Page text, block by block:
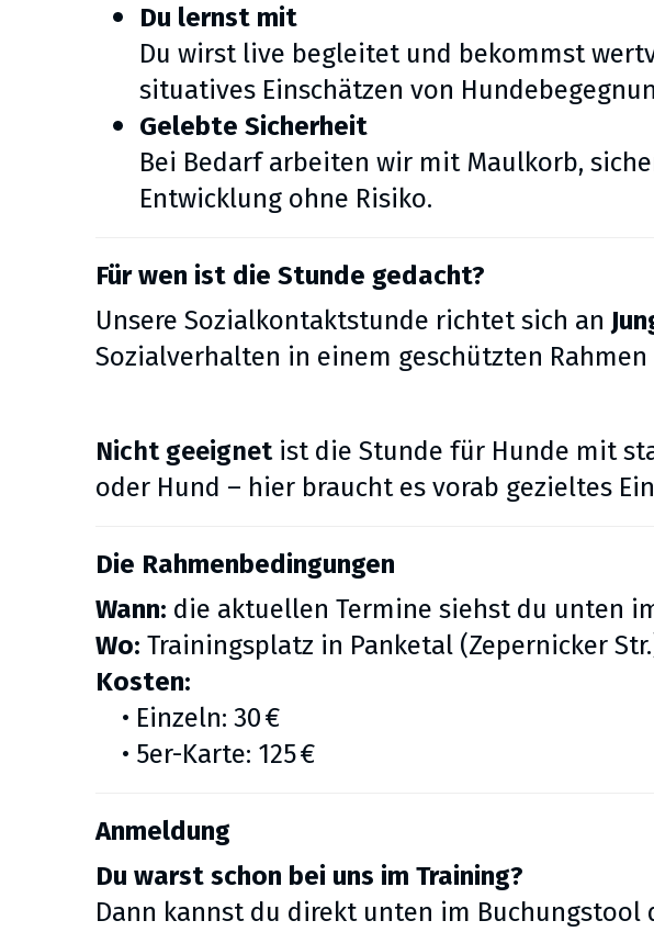
Du lernst mit
Du wirst live begleitet und bekommst
situatives Einschätzen von
Gelebte Sicherheit
Bei Bedarf arbeiten wir mit Maulkorb,
Entwicklung ohne Risiko.
Für wen ist die Stunde gedacht?
Unsere Sozialkontaktstunde richtet sich an
Sozialverhalten in einem geschützten
Nicht geeignetist die Stunde für Hunde mit
oder Hund – hier braucht es vorab gezieltes
Die Rahmenbedingungen
Wann: die aktuellen Termine siehst du unten
Wo: Trainingsplatz in Panketal (Zepernicker
Kosten:
• Einzeln: 30 €
• 5er-Karte: 125 €
Anmeldung
Du warst schon bei uns im Training?
Dann kannst du direkt unten im Buchungstool